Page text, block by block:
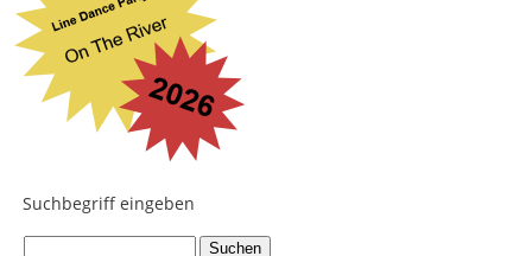
Suchbegriff eingeben